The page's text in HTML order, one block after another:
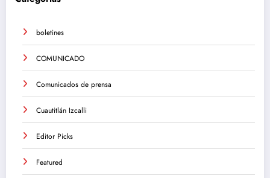
boletines
COMUNICADO
Comunicados de prensa
Cuautitlán Izcalli
Editor Picks
Featured